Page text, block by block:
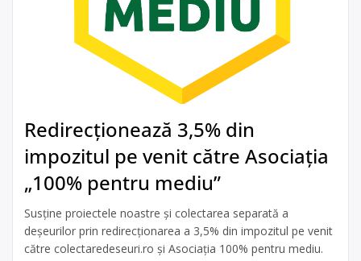
Redirecționează 3,5% din
impozitul pe venit către Asociația
„100% pentru mediu”
Susține proiectele noastre și colectarea separată a
deșeurilor prin redirecționarea a 3,5% din impozitul pe venit
către colectaredeseuri.ro și Asociația 100% pentru mediu.